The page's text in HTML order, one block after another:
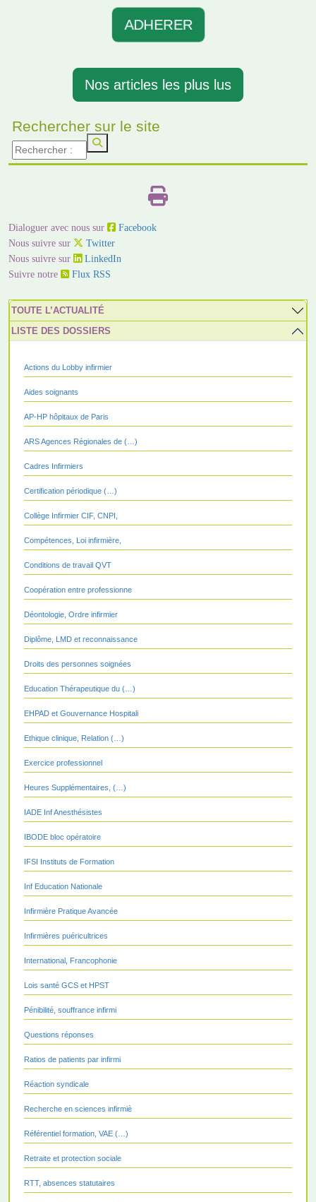
ADHERER
Nos articles les plus lus
Rechercher sur le site
Dialoguer avec nous sur
Facebook
Nous suivre sur
Twitter
Nous suivre sur
LinkedIn
Suivre notre
Flux RSS
TOUTE L’ACTUALITÉ
LISTE DES DOSSIERS
Actions du Lobby infirmier
Aides soignants
AP-HP hôpitaux de Paris
ARS Agences Régionales de (…)
Cadres Infirmiers
Certification périodique (…)
Collège Infirmier CIF, CNPI,
Compétences, Loi infirmière,
Conditions de travail QVT
Coopération entre professionne
Déontologie, Ordre infirmier
Diplôme, LMD et reconnaissance
Droits des personnes soignées
Education Thérapeutique du (…)
EHPAD et Gouvernance Hospitali
Ethique clinique, Relation (…)
Exercice professionnel
Heures Supplémentaires, (…)
IADE Inf Anesthésistes
IBODE bloc opératoire
IFSI Instituts de Formation
Inf Education Nationale
Infirmière Pratique Avancée
Infirmières puéricultrices
International, Francophonie
Lois santé GCS et HPST
Pénibilité, souffrance infirmi
Questions réponses
Ratios de patients par infirmi
Réaction syndicale
Recherche en sciences infirmiè
Référentiel formation, VAE (…)
Retraite et protection sociale
RTT, absences statutaires